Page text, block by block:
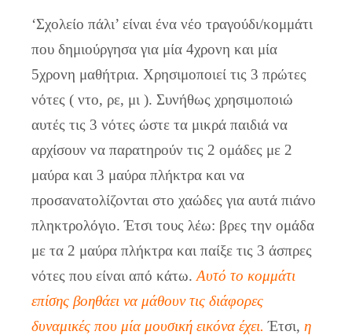
‘Σχολείο πάλι’ είναι ένα νέο τραγούδι/κομμάτι
που δημιούργησα για μία 4χρονη και μία
5χρονη μαθήτρια. Χρησιμοποιεί τις 3 πρώτες
νότες ( ντο, ρε, μι ). Συνήθως χρησιμοποιώ
αυτές τις 3 νότες ώστε τα μικρά παιδιά να
αρχίσουν να παρατηρούν τις 2 ομάδες με 2
μαύρα και 3 μαύρα πλήκτρα και να
προσανατολίζονται στο χαώδες για αυτά πιάνο
πληκτρολόγιο. Έτσι τους λέω: βρες την ομάδα
με τα 2 μαύρα πλήκτρα και παίξε τις 3 άσπρες
νότες που είναι από κάτω.Αυτό το κομμάτι
επίσης βοηθάει να μάθουν τις διάφορες
δυναμικές που μία μουσική εικόνα έχει. Έτσι, η